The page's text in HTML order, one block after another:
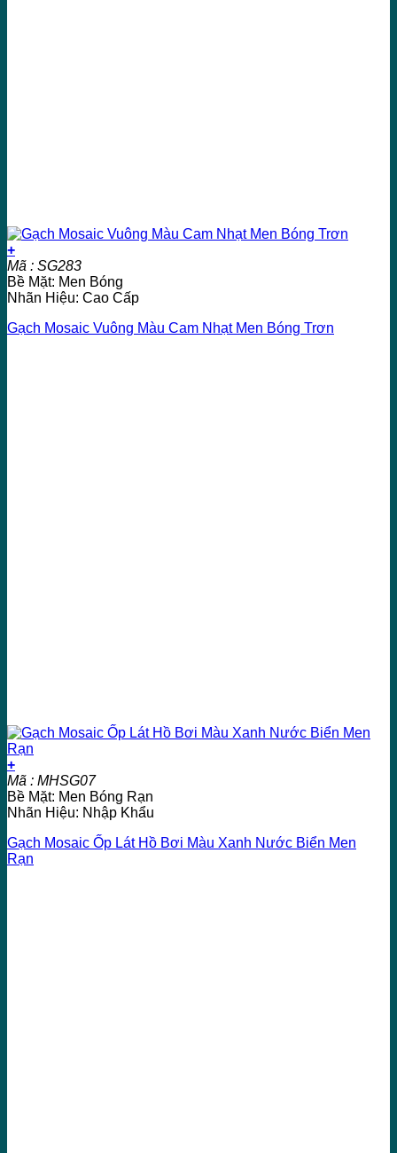
+
Mã : SG283
Bề Mặt: Men Bóng
Nhãn Hiệu: Cao Cấp
Gạch Mosaic Vuông Màu Cam Nhạt Men Bóng Trơn
+
Mã : MHSG07
Bề Mặt: Men Bóng Rạn
Nhãn Hiệu: Nhập Khẩu
Gạch Mosaic Ốp Lát Hồ Bơi Màu Xanh Nước Biển Men
Rạn